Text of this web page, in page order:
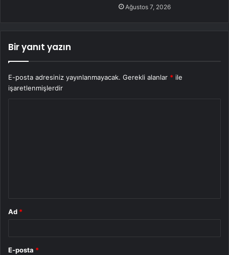
Ağustos 7, 2026
Bir yanıt yazın
E-posta adresiniz yayınlanmayacak. Gerekli alanlar * ile
işaretlenmişlerdir
Ad *
E-posta *